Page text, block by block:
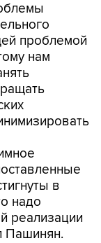
проблемой
нам
в
надо
реализации
Пашинян.